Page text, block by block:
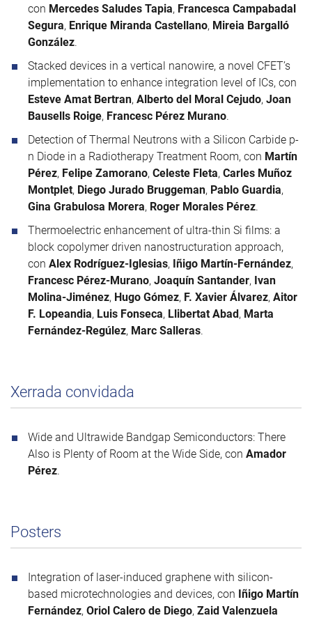
con Mercedes Saludes Tapia, Francesca Campabadal
Segura, Enrique Miranda Castellano, Mireia Bargalló
González.
Stacked devices in a vertical nanowire, a novel CFET’s
implementation to enhance integration level of ICs, con
Esteve Amat Bertran, Alberto del Moral Cejudo, Joan
Bausells Roige, Francesc Pérez Murano.
Detection of Thermal Neutrons with a Silicon Carbide p-
n Diode in a Radiotherapy Treatment Room, con Martín
Pérez, Felipe Zamorano, Celeste Fleta, Carles Muñoz
Montplet, Diego Jurado Bruggeman, Pablo Guardia,
Gina Grabulosa Morera, Roger Morales Pérez.
Thermoelectric enhancement of ultra-thin Si films: a
block copolymer driven nanostructuration approach,
con Alex Rodríguez-Iglesias, Iñigo Martín-Fernández,
Francesc Pérez-Murano, Joaquín Santander, Ivan
Molina-Jiménez, Hugo Gómez, F. Xavier Álvarez, Aitor
F. Lopeandia, Luis Fonseca, Llibertat Abad, Marta
Fernández-Regúlez, Marc Salleras.
Xerrada convidada
Wide and Ultrawide Bandgap Semiconductors: There
Also is Plenty of Room at the Wide Side, con Amador
Pérez.
Posters
Integration of laser-induced graphene with silicon-
based microtechnologies and devices, con Iñigo Martín
Fernández, Oriol Calero de Diego, Zaid Valenzuela